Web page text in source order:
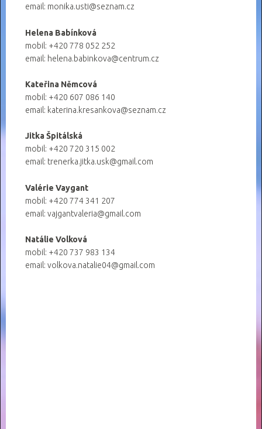
email: monika.usti@seznam.cz
Helena Babínková
mobil: +420 778 052 252
email: helena.babinkova@centrum.cz
Kateřina Němcová
mobil: +420 607 086 140
email: katerina.kresankova@seznam.cz
Jitka Špitálská
mobil: +420 720 315 002
email: trenerka.jitka.usk@gmail.com
Valérie Vaygant
mobil: +420 774 341 207
email: vajgantvaleria@gmail.com
Natálie Volková
mobil: +420 737 983 134
email: volkova.natalie04@gmail.com